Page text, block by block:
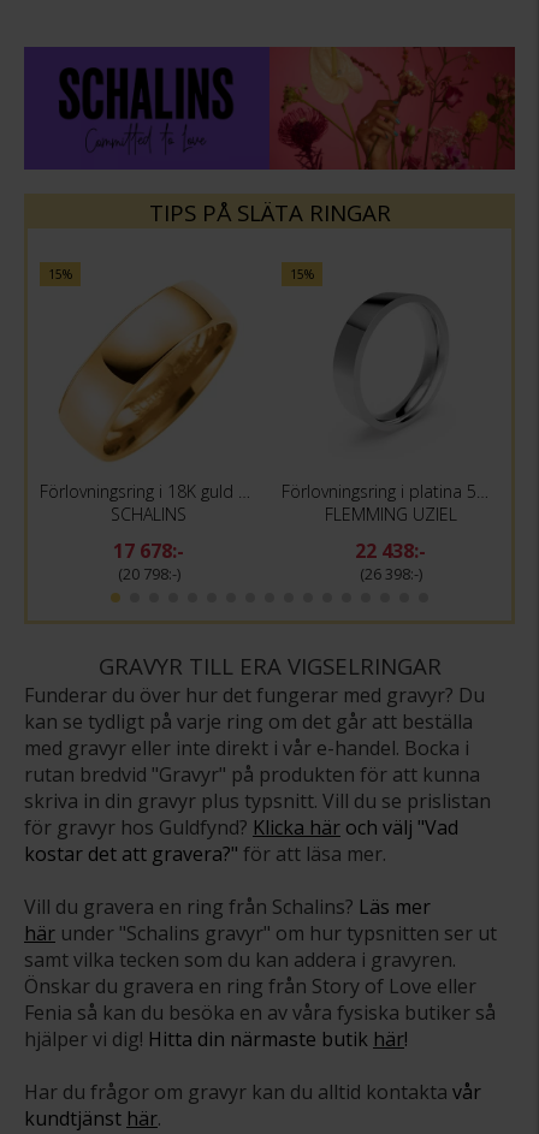
TIPS PÅ SLÄTA RINGAR
15%
Förlovningsring i 18K guld 7mm
SCHALINS
17 678:-
20 798:-
15%
Förlovningsring i platina 5mm
FLEMMING UZIEL
22 438:-
26 398:-
GRAVYR TILL ERA VIGSELRINGAR
Funderar du över hur det fungerar med gravyr? Du
kan se tydligt på varje ring om det går att beställa
med gravyr eller inte direkt i vår e-handel. Bocka i
rutan bredvid "Gravyr" på produkten för att kunna
skriva in din gravyr plus typsnitt. Vill du se prislistan
för gravyr hos Guldfynd? Klicka här och välj "Vad
kostar det att gravera?" för att läsa mer.
Vill du gravera en ring från Schalins? Läs mer
här under "Schalins gravyr" om hur typsnitten ser ut
samt vilka tecken som du kan addera i gravyren.
Önskar du gravera en ring från Story of Love eller
Fenia så kan du besöka en av våra fysiska butiker så
hjälper vi dig! Hitta din närmaste butik här!
Har du frågor om gravyr kan du alltid kontakta vår
kundtjänst här.